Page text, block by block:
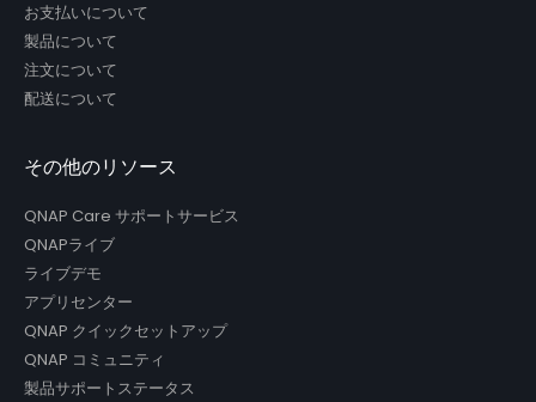
お支払いについて
製品について
注文について
配送について
その他のリソース
QNAP Care サポートサービス
QNAPライブ
ライブデモ
アプリセンター
QNAP クイックセットアップ
QNAP コミュニティ
製品サポートステータス